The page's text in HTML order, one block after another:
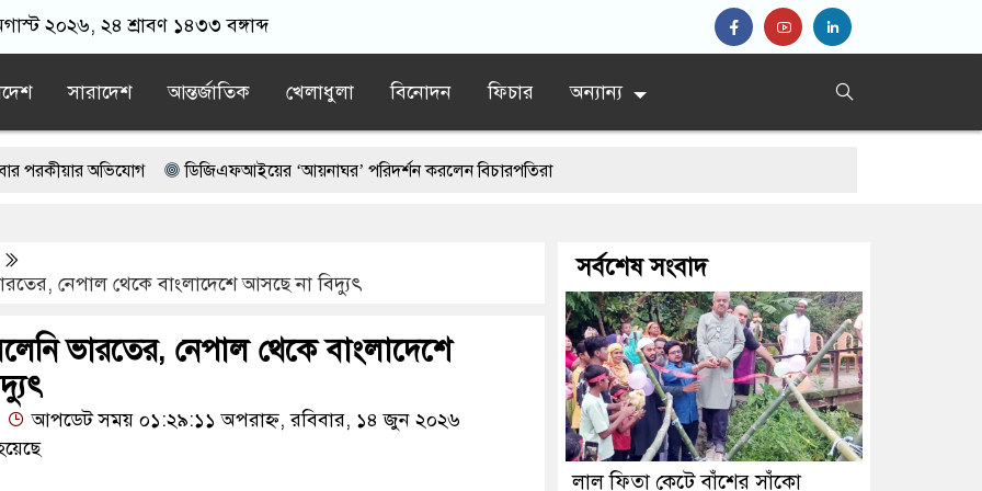
২০২৬, ২৪ শ্রাবণ ১৪৩৩ বঙ্গাব্দ
সারাদেশ আন্তর্জাতিক খেলাধুলা বিনোদন ফিচার অন্যান্য
অভিযোগ ডিজিএফআইয়ের ‘আয়নাঘর’ পরিদর্শন করলেন বিচারপতিরা
রাশেদ খাঁন
নেপাল থেকে বাংলাদেশে আসছে না বিদ্যুৎ
ভারতের, নেপাল থেকে বাংলাদেশে
আপডেট সময় ০১:২৯:১১ অপরাহ্ন, রবিবার, ১৪ জুন ২০২৬
সর্বশেষ সংবাদ
লাল ফিতা কেটে বাঁশের সাঁকো